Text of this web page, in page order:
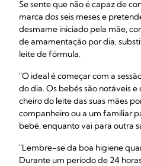
Se sente que não é capaz de
marca dos seis meses e
desmame iniciado pela mãe,
de amamentação por dia,
leite de fórmula.
"O ideal é começar com a
do dia. Os bebés são notáveis
cheiro do leite das suas mães
companheiro ou a um familiar
bebé, enquanto vai para outra
"Lembre-se da boa higiene
Durante um período de 24